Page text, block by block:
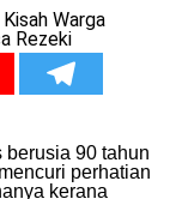
berusia 90 tahun
perhatian
kerana